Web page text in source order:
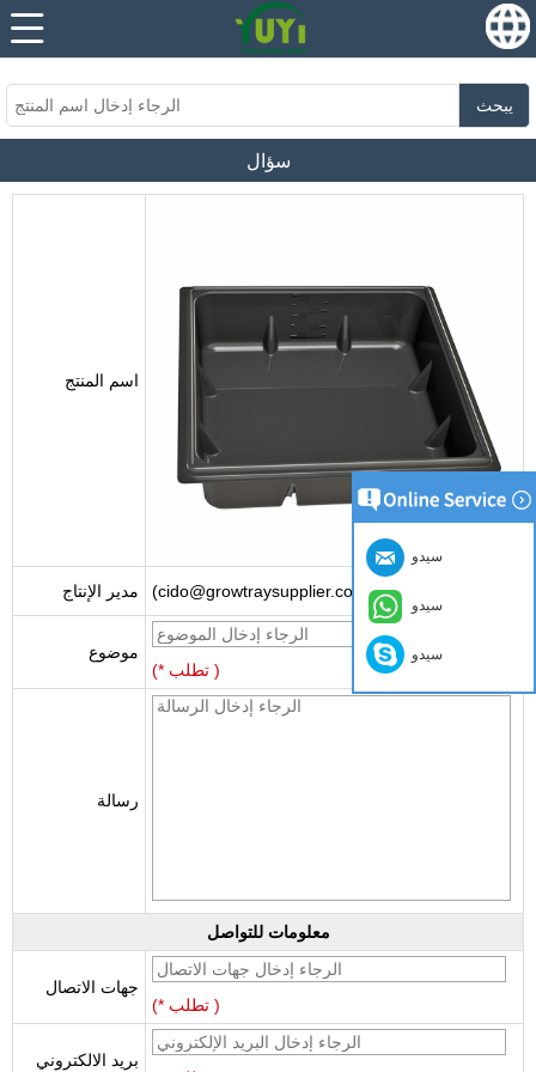
......
يبحث
سؤال
اسم المنتج
مدير الإنتاج (cido@growtraysupplier.com)
موضوع
(* تطلب )
رسالة
معلومات للتواصل
جهات الاتصال
(* تطلب )
بريد الالكتروني
سيدو
سيدو
سيدو